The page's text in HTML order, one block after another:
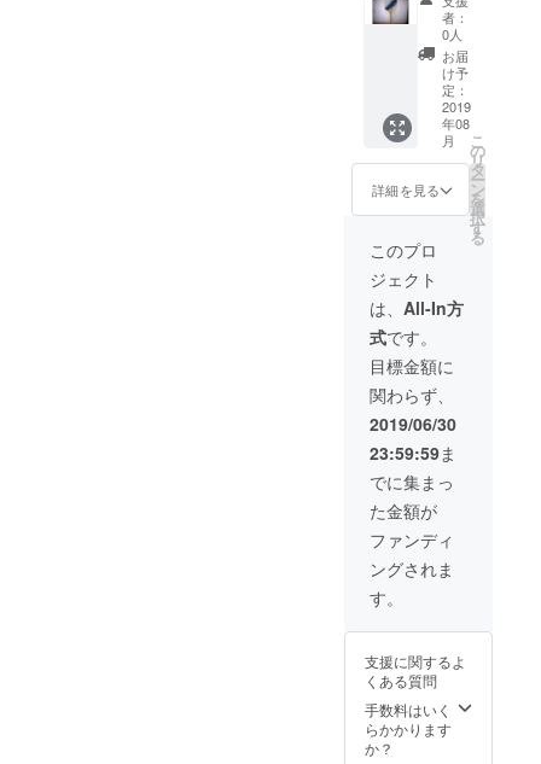
＞ 1年
チュラ
ルハン
ドバー
（10g）
ｘ1個
ホホバ
種子
油、ミ
ウ、香
料（天
セン
シャル
オイ
ル：た
そがれ
ド
1%）、
キス ＜
使用期
年間
お礼の
メッ
セージ
ーーー
ーー ～
ハンド
バーム
＆ポイ
ント
バーム
チュラ
ント
バーム
（4g）
ｘ1個
ホホバ
種子
油、ア
ンズ核
ツロ
ウ、シ
ア脂、
ヨー
ロッパ
キイチ
ゴ種子
油、ア
イエキ
ス ＜使
用期限
＞ 1年
間 ★ナ
バーム
set ★藍
染の丸
亀うち
（柄：
藍染な
し） ※
うちわ
は、完
全手作
為、写
真はイ
メージ
とな
り、柄
等はお
任せに
なりま
す。 ★
お礼の
メッ
セージ
ーーー
ーー ～
ハンド
バーム
＆ポイ
ント
～ ★ナ
ルポイ
ント
バーム
（4g）
者：
0人
お届
け予
定：
2019
年08
月
詳細を見る
こ
の
リ
タ
ー
ン
を
選
択
す
る
このプロ
ジェクト
は、 All-In方
式です。
目標金額に
関わらず、
2019/06/30
23:59:59ま
でに集まっ
た金額が
ファンディ
ングされま
す。
支援に関するよ
くある質問
手数料はいく
らかかります
か？